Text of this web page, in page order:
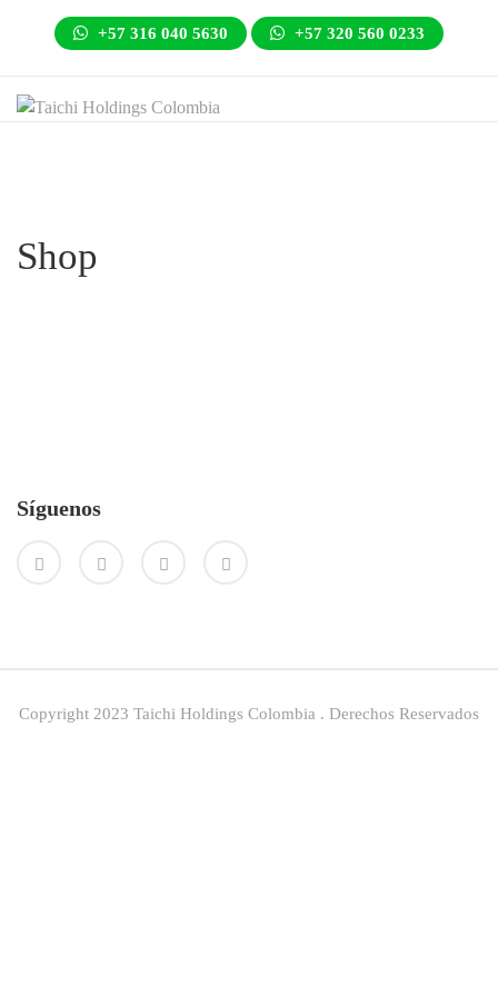
+57 316 040 5630 +57 320 560 0233
Shop
Síguenos
Copyright 2023 Taichi Holdings Colombia . Derechos Reservados